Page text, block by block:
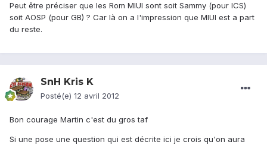
Peut être préciser que les Rom MIUI sont soit Sammy (pour ICS)
soit AOSP (pour GB) ? Car là on a l'impression que MIUI est a part
du reste.
SnH Kris K
Posté(e) 12 avril 2012
Bon courage Martin c'est du gros taf
Si une pose une question qui est décrite ici je crois qu'on aura